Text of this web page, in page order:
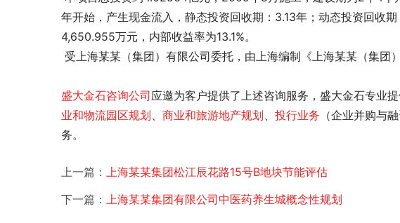
年开始，产生现金流入，静态投资回收期：3.13年；动态投资回收
4,650.955万元，内部收益率为13.1%。
受上海某某（集团）有限公司委托，由上海编制《上海某某（集团
盛大金石咨询公司应邀为客户提供了上述咨询服务，盛大金石专业
业和物流园区规划、 商业和旅游地产规划、 投行业务 （企业并购与融
务。
上一篇： 上海某某集团松江辰花路15号B地块节能评估
下一篇： 上海某某集团有限公司中医药养生城概念性规划